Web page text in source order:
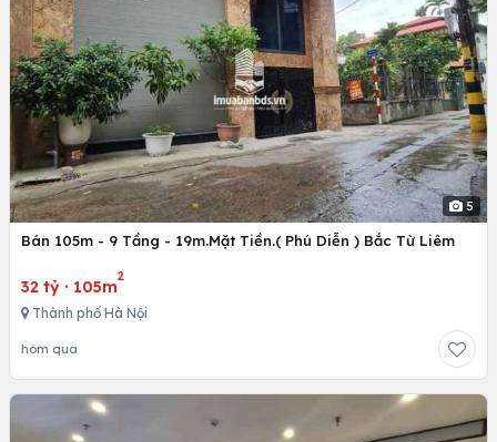
5
Bán 105m - 9 Tầng - 19m.Mặt Tiền.( Phú Diễn ) Bắc Từ Liêm
32 tỷ · 105m
2
Thành phố Hà Nội
hôm qua